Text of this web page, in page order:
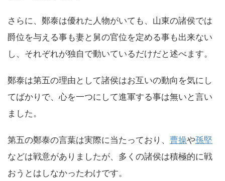
さらに、鄭泰は優れた人物がいても、山東の諸侯では
爵位を与える事も妻と舅の官位を定める事も出来ない
し、それぞれが独自で動いているだけだと述べます。
鄭泰は第五の理由として諸侯はお互いの動向を気にし
てばかりで、心を一つにして進軍する事は無いと言い
ました。
第五の鄭泰の言葉は実際に当たっており、 曹操や孫堅
などは戦意がありましたが、多くの諸侯は積極的に戦
おうとはしなかったわけです。